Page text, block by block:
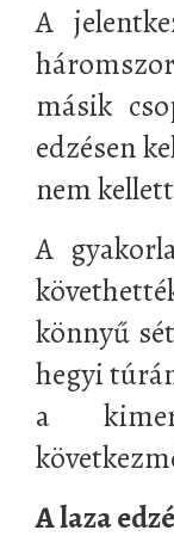
A
másik
edzésen
nem
A
könnyű
hegyi
a
A laza